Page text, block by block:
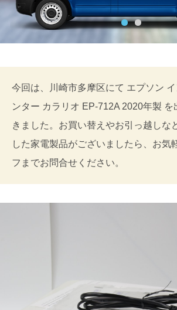
今回は、川崎市多摩区にて エプソン
ンター カラリオ EP-712A 2020年製
きました。お買い替えやお引っ越しな
した家電製品がございましたら、お気
フまでお問合せください。